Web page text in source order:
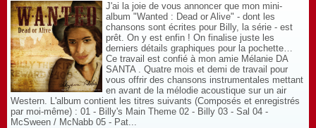
J'ai la joie de vous annoncer que mon mini-
album "Wanted : Dead or Alive" - dont les
chansons sont écrites pour Billy, la série - est
prêt. On y est enfin ! On finalise juste les
derniers détails graphiques pour la pochette…
Ce travail est confié à mon amie Mélanie DA
SANTA . Quatre mois et demi de travail pour
vous offrir des chansons instrumentales mettant
en avant de la mélodie acoustique sur un air
Western. L'album contient les titres suivants (Composés et enregistrés
par moi-même) : 01 - Billy's Main Theme 02 - Billy 03 - Sal 04 -
McSween / McNabb 05 - Pat...